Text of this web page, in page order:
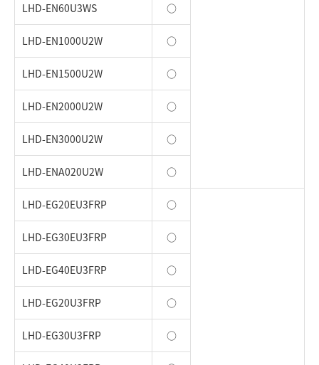
LHD-EN60U3WS ○
LHD-EN1000U2W ○
LHD-EN1500U2W ○
LHD-EN2000U2W ○
LHD-EN3000U2W ○
LHD-ENA020U2W ○
LHD-EG20EU3FRP ○
LHD-EG30EU3FRP ○
LHD-EG40EU3FRP ○
LHD-EG20U3FRP ○
LHD-EG30U3FRP ○